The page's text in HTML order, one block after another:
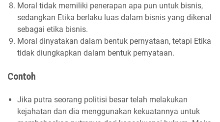
Moral tidak memiliki penerapan apa pun untuk bisnis,
sedangkan Etika berlaku luas dalam bisnis yang dikenal
sebagai etika bisnis.
Moral dinyatakan dalam bentuk pernyataan, tetapi Etika
tidak diungkapkan dalam bentuk pernyataan.
Contoh
Jika putra seorang politisi besar telah melakukan
kejahatan dan dia menggunakan kekuatannya untuk